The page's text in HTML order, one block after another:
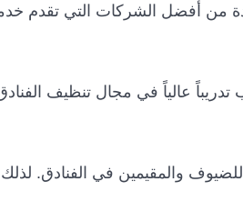
من أفضل الشركات التي تقدم
عالياً في مجال تنظيف
والمقيمين في الفنادق.